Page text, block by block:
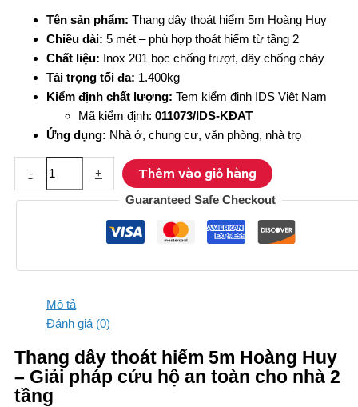
Tên sản phẩm: Thang dây thoát hiểm 5m Hoàng Huy
Chiều dài: 5 mét – phù hợp thoát hiểm từ tầng 2
Chất liệu: Inox 201 bọc chống trượt, dây chống cháy
Tải trọng tối đa: 1.400kg
Kiểm định chất lượng: Tem kiểm định IDS Việt Nam
Mã kiểm định: 011073/IDS-KĐAT
Ứng dụng: Nhà ở, chung cư, văn phòng, nhà trọ
-
thoát
+ Thêm vào giỏ hàng
Guaranteed Safe Checkout
Mô tả
Đánh giá (0)
Thang dây thoát hiểm 5m Hoàng Huy
– Giải pháp cứu hộ an toàn cho nhà 2
tầng